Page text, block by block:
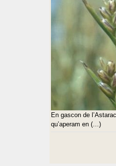
En gascon de
qu’aperam en (…)